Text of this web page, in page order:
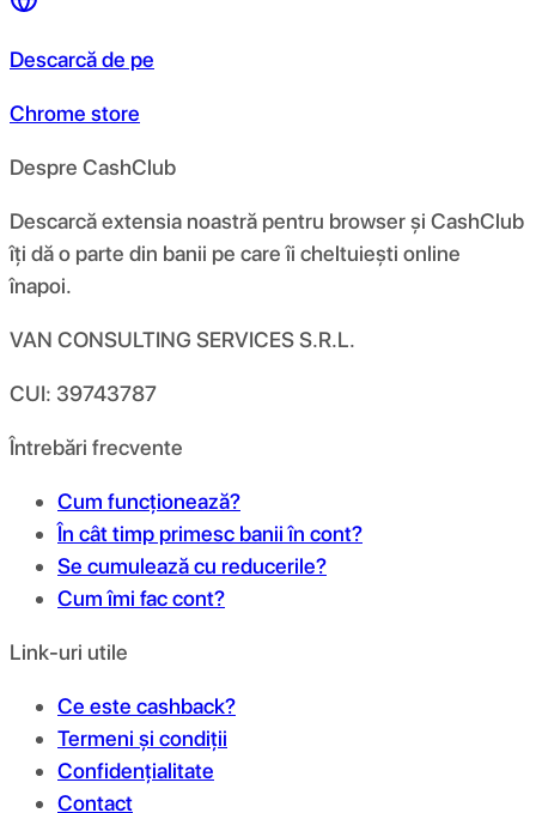
Descarcă de pe
Chrome store
Despre CashClub
Descarcă extensia noastră pentru browser și CashClub
îți dă o parte din banii pe care îi cheltuiești online
înapoi.
VAN CONSULTING SERVICES S.R.L.
CUI: 39743787
Întrebări frecvente
Cum funcționează?
În cât timp primesc banii în cont?
Se cumulează cu reducerile?
Cum îmi fac cont?
Link-uri utile
Ce este cashback?
Termeni și condiții
Confidențialitate
Contact